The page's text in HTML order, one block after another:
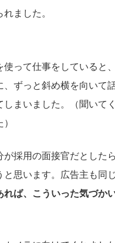
ました。
って仕事をしていると
ずっと斜め横を向いて
まいました。（聞いて
採用の面接官だとした
思います。広告主も同
ば、こういった気づか